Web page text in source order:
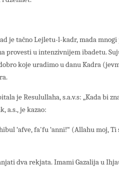
je tačno Lejletu-l-kadr, mada
provesti u intenzivnijem ibadetu.
koje uradimo u danu Kadra
je Resulullaha, s.a.v.s: „Kada bi
a.s., je kazao:
‘afve, fa'fu ‘anni!“ (Allahu moj,
dva rekjata. Imami Gazalija u